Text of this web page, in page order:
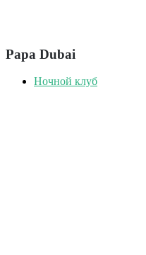
Papa Dubai
Ночной клуб